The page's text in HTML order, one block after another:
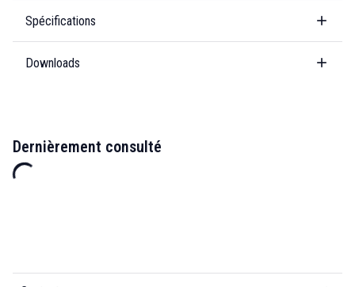
Spécifications
Downloads
Dernièrement consulté